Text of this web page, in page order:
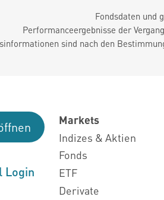
Fondsdaten und
Performanceergebnisse der
sind nach den
Login
Markets
Indizes & Aktien
Fonds
ETF
Derivate